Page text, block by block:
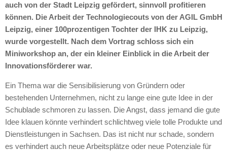
auch von der Stadt Leipzig gefördert, sinnvoll profitieren
können. Die Arbeit der Technologiecouts von der AGIL GmbH
Leipzig, einer 100prozentigen Tochter der IHK zu Leipzig,
wurde vorgestellt. Nach dem Vortrag schloss sich ein
Miniworkshop an, der ein kleiner Einblick in die Arbeit der
Innovationsförderer war.
Ein Thema war die Sensibilisierung von Gründern oder
bestehenden Unternehmen, nicht zu lange eine gute Idee in der
Schublade schmoren zu lassen. Die Angst, dass jemand die gute
Idee klauen könnte verhindert schlichtweg viele tolle Produkte und
Dienstleistungen in Sachsen. Das ist nicht nur schade, sondern
es verhindert auch neue Arbeitsplätze oder neue Potenziale für